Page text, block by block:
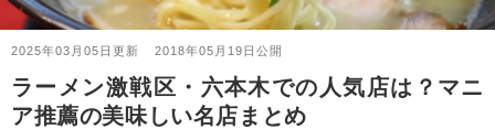
2025年03月05日更新 2018年05月19日公開
ラーメン激戦区・六本木での人気店は？マニ
ア推薦の美味しい名店まとめ